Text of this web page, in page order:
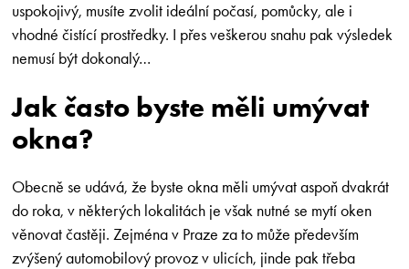
uspokojivý, musíte zvolit ideální počasí, pomůcky, ale i
vhodné čistící prostředky. I přes veškerou snahu pak výsledek
nemusí být dokonalý…
Jak často byste měli umývat
okna?
Obecně se udává, že byste okna měli umývat aspoň dvakrát
do roka, v některých lokalitách je však nutné se mytí oken
věnovat častěji. Zejména v Praze za to může především
zvýšený automobilový provoz v ulicích, jinde pak třeba